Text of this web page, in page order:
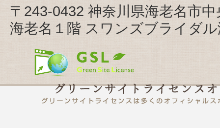
〒243-0432 神奈川県海老名市
海老名１階 スワンズブライダ